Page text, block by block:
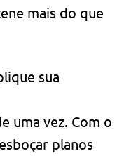
mais do que
sua
uma vez. Com o
planos